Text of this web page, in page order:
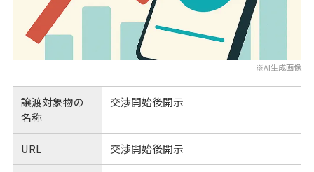
※AI生成画像
譲渡対象物の
名称
交渉開始後開示
URL 交渉開始後開示